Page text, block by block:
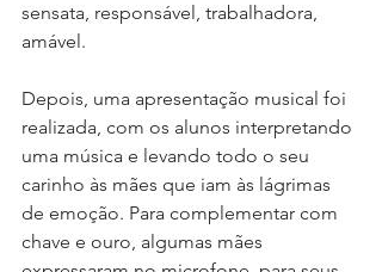
sensata, responsável, trabalhadora,
amável.
Depois, uma apresentação musical foi
realizada, com os alunos interpretando
uma música e levando todo o seu
carinho às mães que iam às lágrimas
de emoção. Para complementar com
chave e ouro, algumas mães